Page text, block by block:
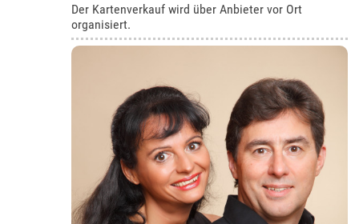
Der Kartenverkauf wird über Anbieter vor Ort
organisiert.